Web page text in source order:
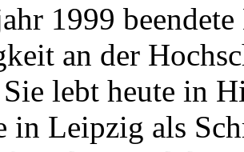
1999
an der
lebt heute in
in Leipzig als